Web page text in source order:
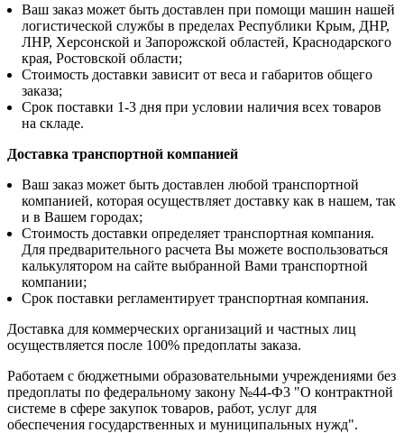
Ваш заказ может быть доставлен при помощи машин нашей
логистической службы в пределах Республики Крым, ДНР,
ЛНР, Херсонской и Запорожской областей, Краснодарского
края, Ростовской области;
Стоимость доставки зависит от веса и габаритов общего
заказа;
Срок поставки 1-3 дня при условии наличия всех товаров
на складе.
Доставка транспортной компанией
Ваш заказ может быть доставлен любой транспортной
компанией, которая осуществляет доставку как в нашем, так
и в Вашем городах;
Стоимость доставки определяет транспортная компания.
Для предварительного расчета Вы можете воспользоваться
калькулятором на сайте выбранной Вами транспортной
компании;
Срок поставки регламентирует транспортная компания.
Доставка для коммерческих организаций и частных лиц
осуществляется после 100% предоплаты заказа.
Работаем с бюджетными образовательными учреждениями без
предоплаты по федеральному закону №44-Ф3 "О контрактной
системе в сфере закупок товаров, работ, услуг для
обеспечения государственных и муниципальных нужд".